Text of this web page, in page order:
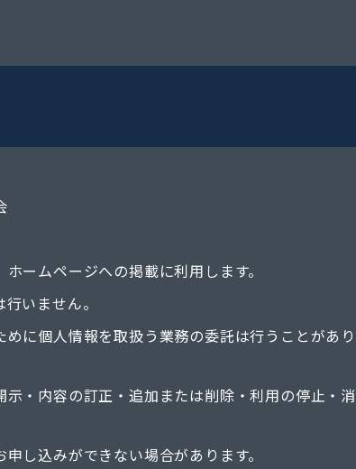
ームページへの掲載に利用します。
いません。
に個人情報を取扱う業務の委託は行うことがあ
・内容の訂正・追加または削除・利用の停止・
し込みができない場合があります。